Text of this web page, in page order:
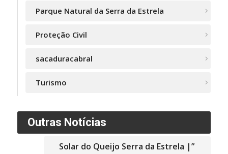
Parque Natural da Serra da Estrela
Proteção Civil
sacaduracabral
Turismo
Outras Notícias
Solar do Queijo Serra da Estrela |”